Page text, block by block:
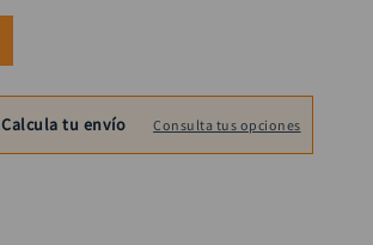
Calcula tu envío Consulta tus opciones